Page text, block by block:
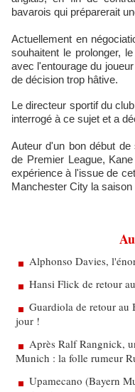
bavarois qui préparerait
Actuellement en
souhaitent le prolonger,
avec l'entourage du
de décision trop hâtive.
Le directeur sportif du club allemand, Hasan Salihamidzic, a été
interrogé à ce sujet et a
Auteur d'un bon début
de Premier League,
expérience à l'issue de
Manchester City la saison
Alphonso Davies,
Hansi Flick de retour
Guardiola de retour au
jour !
Après Ralf Rangnick,
Munich : la folle rumeur
Upamecano (Bayern